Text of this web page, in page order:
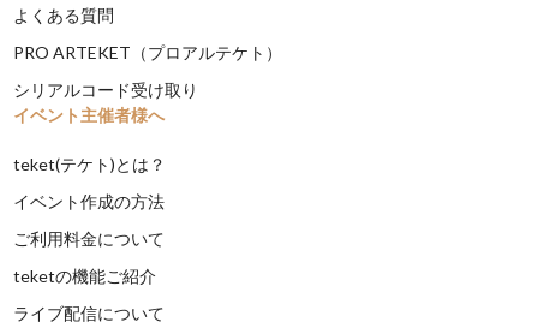
よくある質問
PRO ARTEKET（プロアルテケト）
シリアルコード受け取り
イベント主催者様へ
teket(テケト)とは？
イベント作成の方法
ご利用料金について
teketの機能ご紹介
ライブ配信について